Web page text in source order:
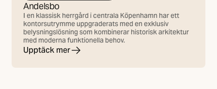
Andelsbo
I en klassisk herrgård i centrala Köpenhamn har ett
kontorsutrymme uppgraderats med en exklusiv
belysningslösning som kombinerar historisk arkitektur
med moderna funktionella behov.
Upptäck mer